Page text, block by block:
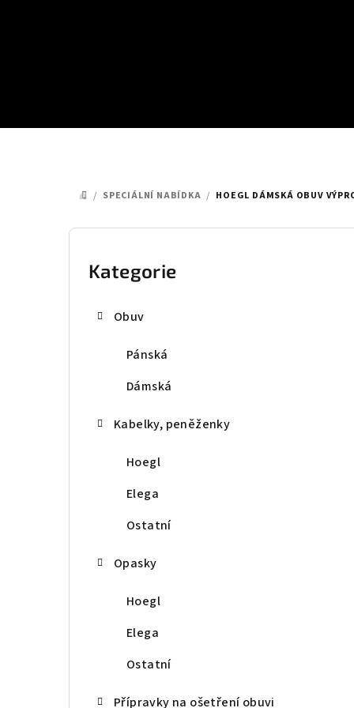
DOMŮ
/ SPECIÁLNÍ NABÍDKA / HOEGL DÁMSKÁ OBUV
P
Přeskočit
kategorie
Kategorie
Obuv
Pánská
Dámská
Kabelky, peněženky
Hoegl
Elega
Ostatní
Opasky
Hoegl
Elega
Ostatní
Přípravky na ošetření obuvi